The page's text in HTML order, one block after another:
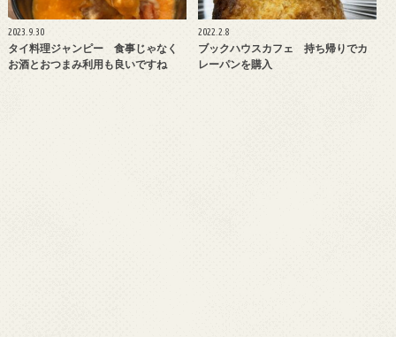
2023.9.30
タイ料理ジャンピー 食事じゃなく
お酒とおつまみ利用も良いですね
2022.2.8
ブックハウスカフェ 持ち帰りでカ
レーパンを購入